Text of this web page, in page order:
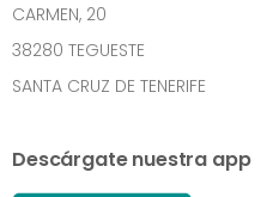
CARMEN, 20
38280 TEGUESTE
SANTA CRUZ DE TENERIFE
Descárgate nuestra app